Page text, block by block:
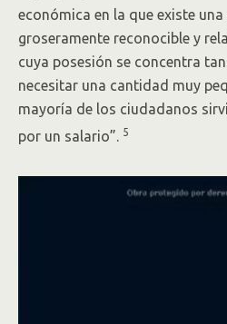
económica en la que existe
groseramente reconocible y
cuya posesión se concentra
necesitar una cantidad muy
mayoría de los ciudadanos
por un salario”. 5